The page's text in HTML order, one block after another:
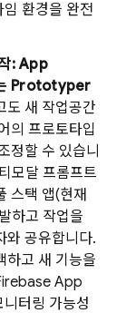
환경을 완전
:App
Prototyper
도 새 작업공간
의 프로토타입
정할 수 있습니
모달 프롬프트
스택 앱(현재
하고 작업을
와 공유합니다.
하고 새 기능을
App
터링 가능성